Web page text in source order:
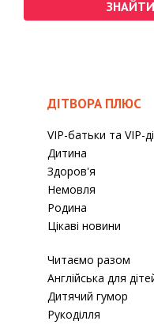
ДІТВОРА ПЛЮС
VIP-батьки та VIP-
Дитина
Здоров'я
Немовля
Родина
Цікаві новини
Читаємо разом
Англійська для
Дитячий гумор
Рукоділля